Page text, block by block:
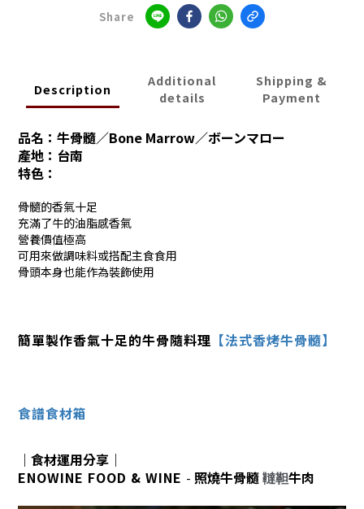
Share
Description
Additional
details
Shipping &
Payment
品名：牛骨髓／Bone Marrow／ボーンマロー
產地：台南
特色：
骨髓的香氣十足
充滿了牛的油脂感香氣
營養價值極高
可用來做調味料或搭配主食食用
骨頭本身也能作為裝飾使用
簡單製作香氣十足的牛骨隨料理 【法式香烤牛骨髓】
食譜食材箱
｜食材運用分享｜
ENOWINE FOOD & WINE - 照燒牛骨髓 韃靼牛肉